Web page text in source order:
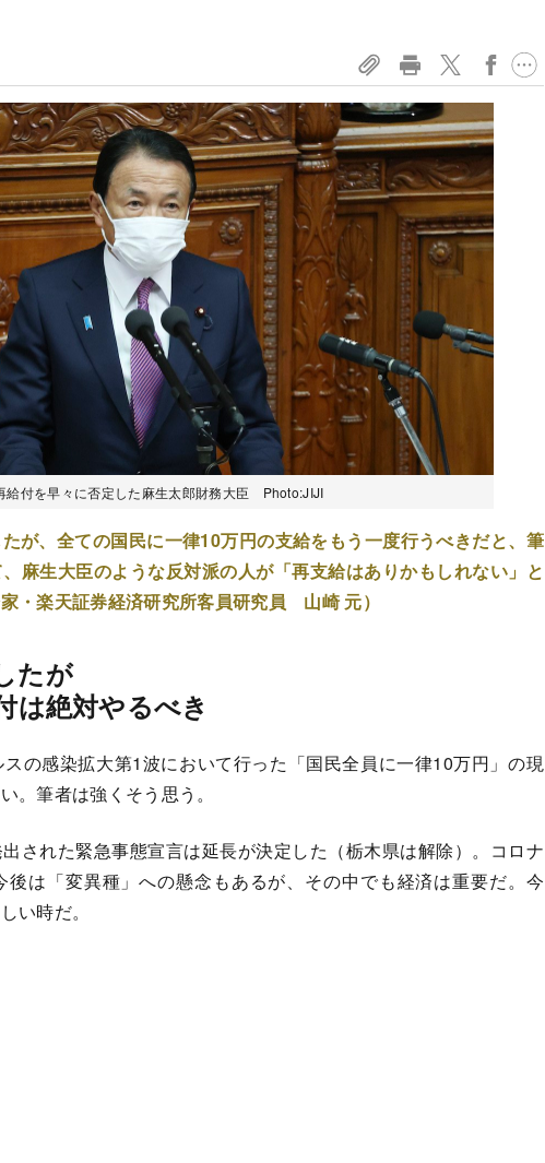
給付を早々に否定した麻生太郎財務大臣 Photo:JIJI
が、全ての国民に一律10万円の支給をもう一度行うべきだと、筆
麻生大臣のような反対派の人が「再支給はありかもしれない」と
・楽天証券経済研究所客員研究員 山崎 元）
たが
は絶対やるべき
の感染拡大第1波において行った「国民全員に一律10万円」の現
。筆者は強くそう思う。
された緊急事態宣言は延長が決定した（栃木県は解除）。コロナ
は「変異種」への懸念もあるが、その中でも経済は重要だ。今
い時だ。